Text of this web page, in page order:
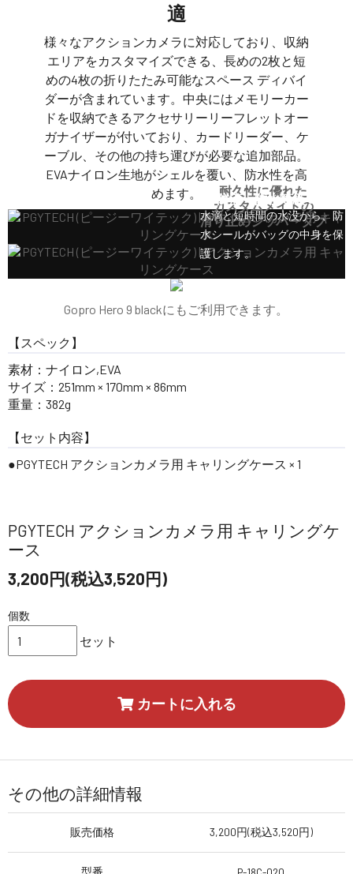
適
様々なアクションカメラに対応しており、収納
エリアをカスタマイズできる、長めの2枚と短
めの4枚の折りたたみ可能なスペース ディバイ
ダーが含まれています。中央にはメモリーカー
ドを収納できるアクセサリーリーフレットオー
ガナイザーが付いており、カードリーダー、ケ
ーブル、その他の持ち運びが必要な追加部品。
EVAナイロン生地がシェルを覆い、防水性を高
めます。
耐久性に優れた
カスタムメイドの
滑り止めジッパータブ
防滴・防水等級 3-4
水滴と短時間の水没から、防
水シールがバッグの中身を保
護します。
Gopro Hero 9 blackにもご利用できます。
【スペック】
素材：ナイロン,EVA
サイズ：251mm × 170mm × 86mm
重量：382g
【セット内容】
PGYTECH アクションカメラ用 キャリングケース × 1
PGYTECH アクションカメラ用 キャリングケ
ース
3,200円(税込3,520円)
個数
セット
カートに入れる
その他の詳細情報
販売価格 3,200円(税込3,520円)
型番